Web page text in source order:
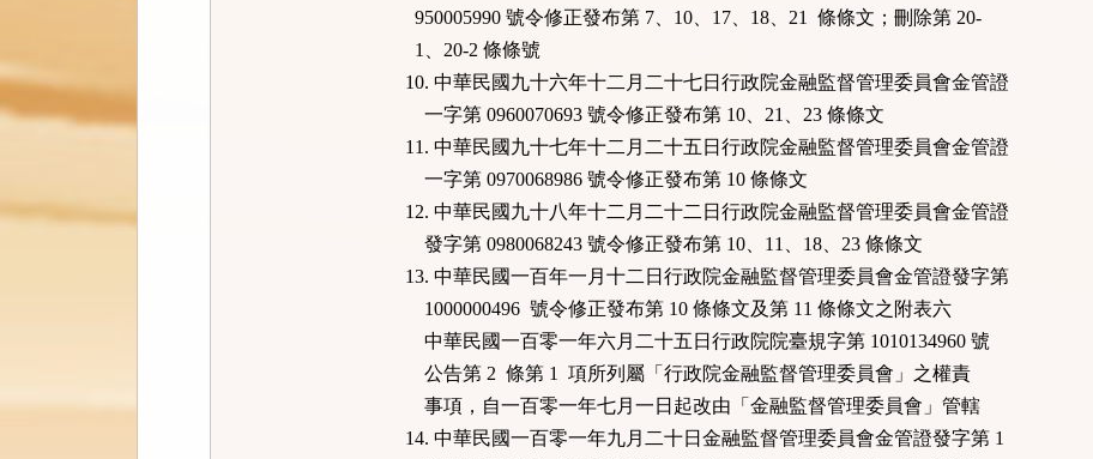
950005990 號令修正發布第 7、10、17、18、21 條條文；刪除第 20-
1、20-2 條條號
10. 中華民國九十六年十二月二十七日行政院金融監督管理委員會金管證
一字第 0960070693 號令修正發布第 10、21、23 條條文
11. 中華民國九十七年十二月二十五日行政院金融監督管理委員會金管證
一字第 0970068986 號令修正發布第 10 條條文
12. 中華民國九十八年十二月二十二日行政院金融監督管理委員會金管證
發字第 0980068243 號令修正發布第 10、11、18、23 條條文
13. 中華民國一百年一月十二日行政院金融監督管理委員會金管證發字第
1000000496 號令修正發布第 10 條條文及第 11 條條文之附表六
中華民國一百零一年六月二十五日行政院院臺規字第 1010134960 號
公告第 2 條第 1 項所列屬「行政院金融監督管理委員會」之權責
事項，自一百零一年七月一日起改由「金融監督管理委員會」管轄
14. 中華民國一百零一年九月二十日金融監督管理委員會金管證發字第 1